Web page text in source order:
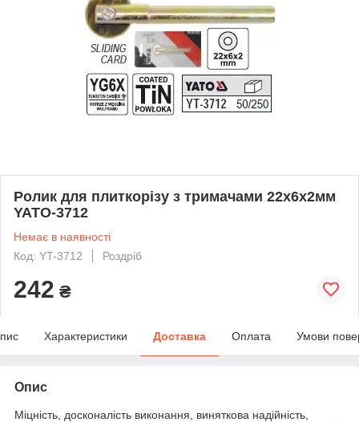
Ролик для плиткорізу з тримачами 22х6х2мм
YATO-3712
Немає в наявності
Код: YT-3712
Роздріб
242 ₴
Характеристики Доставка Оплата Умови
Опис
Міцність, досконалість виконання, виняткова надійність,